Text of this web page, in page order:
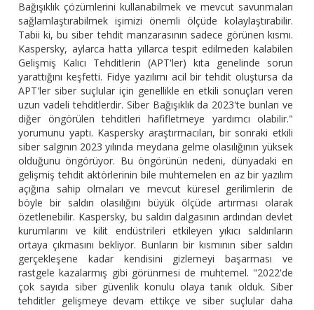
Bağışıklık çözümlerini kullanabilmek ve mevcut savunmaları
sağlamlaştırabilmek işimizi önemli ölçüde kolaylaştırabilir.
Tabii ki, bu siber tehdit manzarasının sadece görünen kısmı.
Kaspersky, aylarca hatta yıllarca tespit edilmeden kalabilen
Gelişmiş Kalıcı Tehditlerin (APT'ler) kıta genelinde sorun
yarattığını keşfetti. Fidye yazılımı acil bir tehdit oluştursa da
APT'ler siber suçlular için genellikle en etkili sonuçları veren
uzun vadeli tehditlerdir. Siber Bağışıklık da 2023'te bunları ve
diğer öngörülen tehditleri hafifletmeye yardımcı olabilir."
yorumunu yaptı. Kaspersky araştırmacıları, bir sonraki etkili
siber salgının 2023 yılında meydana gelme olasılığının yüksek
olduğunu öngörüyor. Bu öngörünün nedeni, dünyadaki en
gelişmiş tehdit aktörlerinin bile muhtemelen en az bir yazılım
açığına sahip olmaları ve mevcut küresel gerilimlerin de
böyle bir saldırı olasılığını büyük ölçüde artırması olarak
özetlenebilir. Kaspersky, bu saldırı dalgasının ardından devlet
kurumlarını ve kilit endüstrileri etkileyen yıkıcı saldırıların
ortaya çıkmasını bekliyor. Bunların bir kısmının siber saldırı
gerçekleşene kadar kendisini gizlemeyi başarması ve
rastgele kazalarmış gibi görünmesi de muhtemel. "2022'de
çok sayıda siber güvenlik konulu olaya tanık olduk. Siber
tehditler gelişmeye devam ettikçe ve siber suçlular daha